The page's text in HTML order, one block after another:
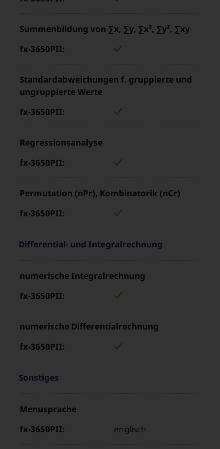
Summenbildung von ∑x, ∑y, ∑x², ∑y², ∑xy
Standardabweichungen f. gruppierte und
ungruppierte Werte
Regressionsanalyse
Permutation (nPr), Kombinatorik (nCr)
Eigenschaften
im
Bereich
Differential- und Integralrechnung
Wert
für
numerische Integralrechnung
numerische Differentialrechnung
Eigenschaften
im
Bereich
Sonstiges
Wert
für
Menusprache
englisch